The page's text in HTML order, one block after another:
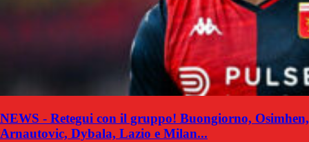
NEWS - Retegui con il gruppo! Buongiorno, Osimhen,
Arnautovic, Dybala, Lazio e Milan...